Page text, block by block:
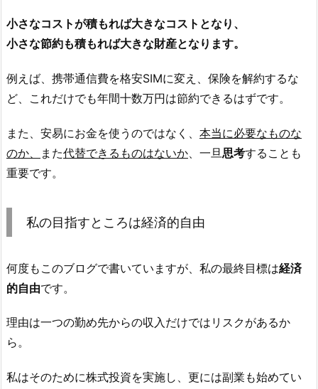
小さなコストが積もれば大きなコストとなり、
小さな節約も積もれば大きな財産となります。
例えば、携帯通信費を格安SIMに変え、保険を解約するな
ど、これだけでも年間十数万円は節約できるはずです。
また、安易にお金を使うのではなく、 本当に必要なものな
のか、
また代替できるものはないか 、一旦思考することも
重要です。
私の目指すところは経済的自由
何度もこのブログで書いていますが、私の最終目標は経済
的自由です。
理由は一つの勤め先からの収入だけではリスクがあるか
ら。
私はそのために株式投資を実施し、更には副業も始めてい